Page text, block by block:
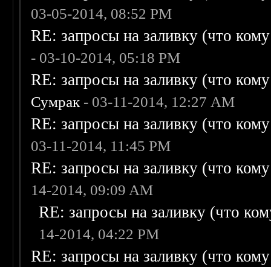
03-05-2014, 08:52 PM
RE: запросы на заливку (что
- 03-10-2014, 05:18 PM
RE: запросы на заливку (что
Сумрак - 03-11-2014, 12:27 AM
RE: запросы на заливку (что
03-11-2014, 11:45 PM
RE: запросы на заливку (что
14-2014, 09:09 AM
RE: запросы на заливку (что
14-2014, 04:22 PM
RE: запросы на заливку (что